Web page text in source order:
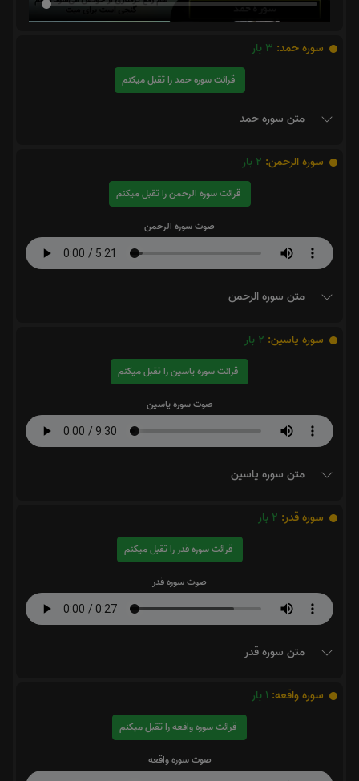
سوره حمد: 3 بار
قرائت سوره حمد را تقبل میکنم
متن سوره حمد
سوره الرحمن: 2 بار
قرائت سوره الرحمن را تقبل میکنم
صوت سوره الرحمن
متن سوره الرحمن
سوره یاسین: 2 بار
قرائت سوره یاسین را تقبل میکنم
صوت سوره یاسین
متن سوره یاسین
سوره قدر: 2 بار
قرائت سوره قدر را تقبل میکنم
صوت سوره قدر
متن سوره قدر
سوره واقعه: 1 بار
قرائت سوره واقعه را تقبل میکنم
صوت سوره واقعه